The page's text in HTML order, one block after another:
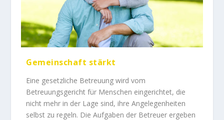
Gemeinschaft stärkt
Eine gesetzliche Betreuung wird vom
Betreuungsgericht für Menschen eingerichtet, die
nicht mehr in der Lage sind, ihre Angelegenheiten
selbst zu regeln. Die Aufgaben der Betreuer ergeben